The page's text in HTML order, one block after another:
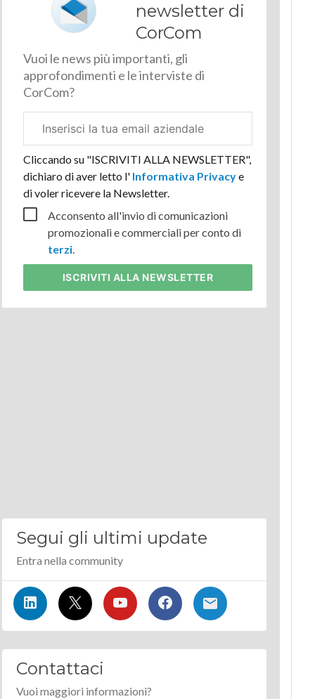
newsletter di
CorCom
Vuoi le news più importanti, gli
approfondimenti e le interviste di
CorCom?
aziendale
Cliccando su "ISCRIVITI ALLA NEWSLETTER",
dichiaro di aver letto l'Informativa Privacye
di voler ricevere la Newsletter.
Acconsento all'invio di comunicazioni
promozionali e commerciali per conto di
terzi.
ISCRIVITI ALLA NEWSLETTER
Segui gli ultimi update
Entra nella community
Contattaci
Vuoi maggiori informazioni?